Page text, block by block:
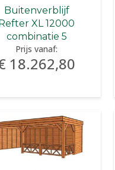
Buitenverblijf
XL 12000
combinatie 5
Prijs vanaf:
18.262,80